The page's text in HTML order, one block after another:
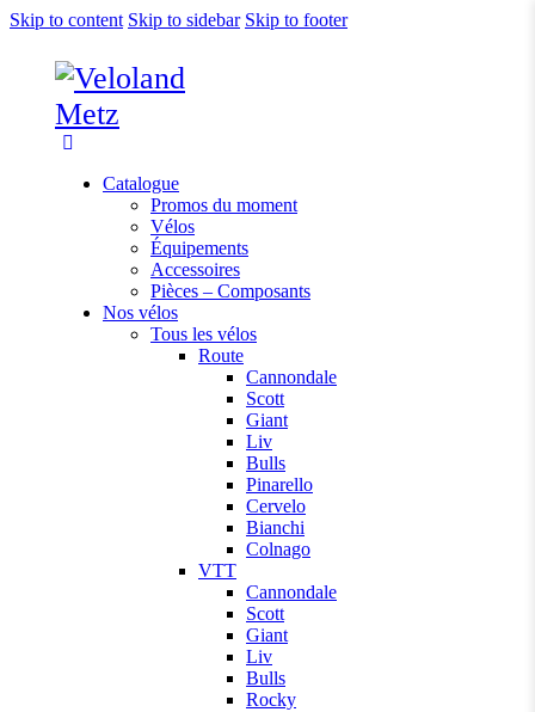
Skip to content Skip to sidebar Skip to footer
Catalogue
Promos du moment
Vélos
Équipements
Accessoires
Pièces – Composants
Nos vélos
Tous les vélos
Route
Cannondale
Scott
Giant
Liv
Bulls
Pinarello
Cervelo
Bianchi
Colnago
VTT
Cannondale
Scott
Giant
Liv
Bulls
Rocky